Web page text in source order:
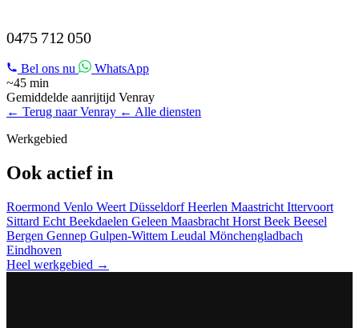
0475 712 050
Bel ons nu
WhatsApp
~45 min
Gemiddelde aanrijtijd Venray
← Terug naar Venray ← Alle diensten
Werkgebied
Ook actief in
Roermond Venlo Weert DüsseldorfHeerlen Maastricht Ittervoort
Sittard Echt Beekdaelen Geleen Maasbracht Horst Beek Beesel
Bergen Gennep Gulpen-Wittem Leudal Mönchengladbach
Eindhoven
Heel werkgebied →